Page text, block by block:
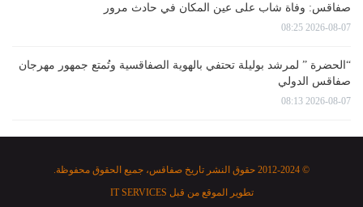
صفاقس: وفاة شاب على عين المكان في حادث مرور
2026-08-07 08:25
“الحضرة ” لمرشد بوليلة تحتفي بالهوية الصفاقسية وتُمتع جمهور مهرجان
صفاقس الدولي
2026-08-07 08:13
© 2012-2024 حقوق النشر تاريخ صفاقس، جميع الحقوق محفوظة.
تطوير الموقع من قبل IT SERVICES